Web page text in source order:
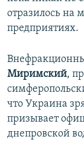
отразилось на
предприятиях.
Миримский,
что Украина
призывает
днепровской